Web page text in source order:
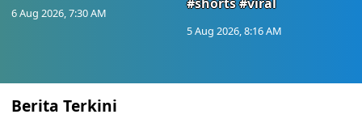
6 Aug 2026, 7:30 AM
5 Aug 2026, 8:16 AM
Berita Terkini